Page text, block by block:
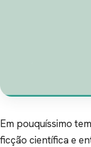
Em pouquíssimo
ficção científica e